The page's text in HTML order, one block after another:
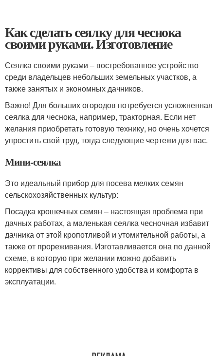
Как сделать сеялку для чеснока
своими руками. Изготовление
Сеялка своими руками – востребованное устройство
среди владельцев небольших земельных участков, а
также занятых и экономных дачников.
Важно! Для больших огородов потребуется усложненная
сеялка для чеснока, например, тракторная. Если нет
желания приобретать готовую технику, но очень хочется
упростить свой труд, тогда следующие чертежи для вас.
Мини-сеялка
Это идеальный прибор для посева мелких семян
сельскохозяйственных культур:
Посадка крошечных семян – настоящая проблема при
дачных работах, а маленькая сеялка чесночная избавит
дачника от этой кропотливой и утомительной работы, а
также от прореживания. Изготавливается она по данной
схеме, в которую при желании можно добавить
коррективы для собственного удобства и комфорта в
эксплуатации.